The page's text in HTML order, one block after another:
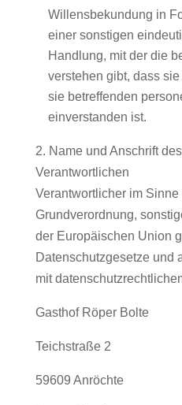
Willensbekundung in
einer sonstigen
Handlung, mit der die
verstehen gibt, dass
sie betreffenden
einverstanden ist.
2. Name und Anschrift
Verantwortlichen
Verantwortlicher im
Grundverordnung,
der Europäischen Union
Datenschutzgesetze und
mit
Gasthof Röper Bolte
Teichstraße 2
59609 Anröchte